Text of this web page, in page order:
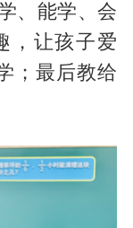
、能学、会
，让孩子爱
；最后教给